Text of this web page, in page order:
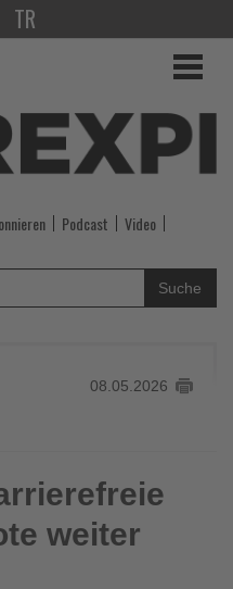
TR
Podcast
Video
Suche
08.05.2026
weiter aus
weiter